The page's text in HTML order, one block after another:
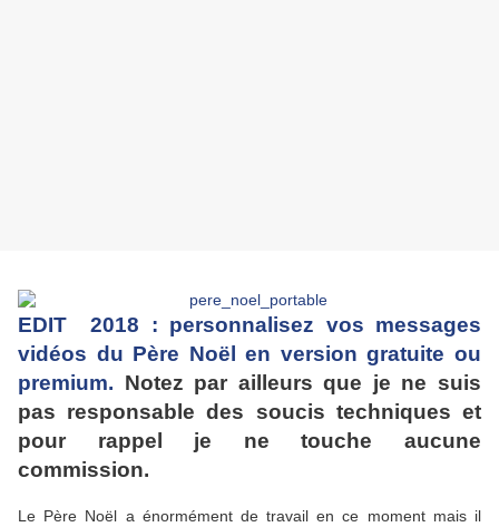
EDIT 2018 : personnalisez vos messages
vidéos du Père Noël en version gratuite ou
premium. Notez par ailleurs que je ne suis
pas responsable des soucis techniques et
pour rappel je ne touche aucune
commission.
Le Père Noël a énormément de travail en ce moment mais il